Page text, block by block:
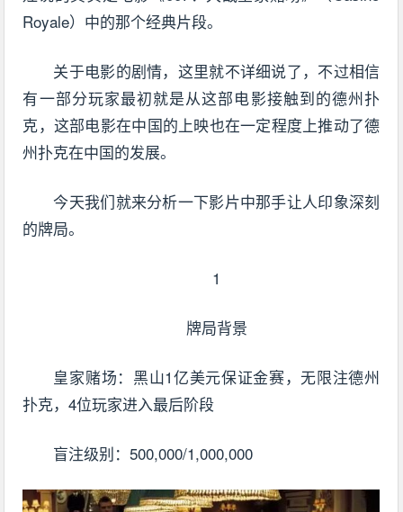
Royale）中的那个经典片段。
关于电影的剧情，这里就不详细说了，不过相信
有一部分玩家最初就是从这部电影接触到的德州扑
克，这部电影在中国的上映也在一定程度上推动了德
州扑克在中国的发展。
今天我们就来分析一下影片中那手让人印象深刻
的牌局。
1
牌局背景
皇家赌场：黑山1亿美元保证金赛，无限注德州
扑克，4位玩家进入最后阶段
盲注级别：500,000/1,000,000